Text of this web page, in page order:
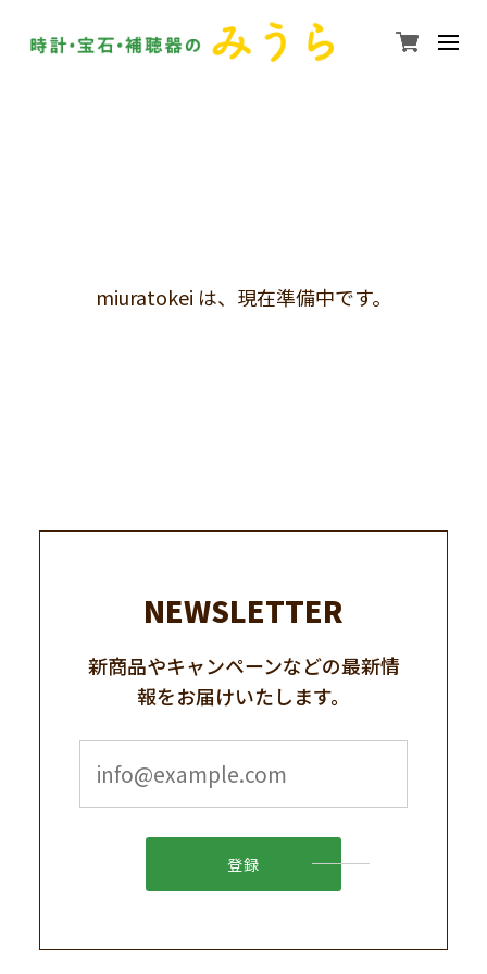
miuratokei は、現在準備中です。
NEWSLETTER
新商品やキャンペーンなどの最新情
報をお届けいたします。
登録